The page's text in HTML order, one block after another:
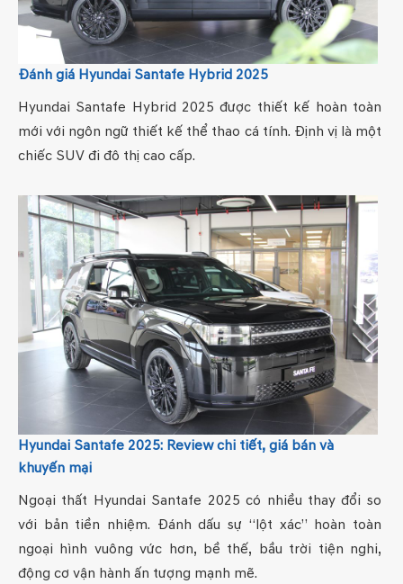
Đánh giá Hyundai Santafe Hybrid 2025
Hyundai Santafe Hybrid 2025 được thiết kế hoàn toàn
mới với ngôn ngữ thiết kế thể thao cá tính. Định vị là một
chiếc SUV đi đô thị cao cấp.
Hyundai Santafe 2025: Review chi tiết, giá bán và
khuyến mại
Ngoại thất Hyundai Santafe 2025 có nhiều thay đổi so
với bản tiền nhiệm. Đánh dấu sự “lột xác” hoàn toàn
ngoại hình vuông vức hơn, bề thế, bầu trời tiện nghi,
động cơ vận hành ấn tượng mạnh mẽ.